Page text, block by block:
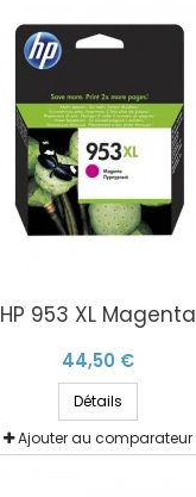
HP 953 XL Magenta
44,50 €
Détails
Ajouter au comparateur